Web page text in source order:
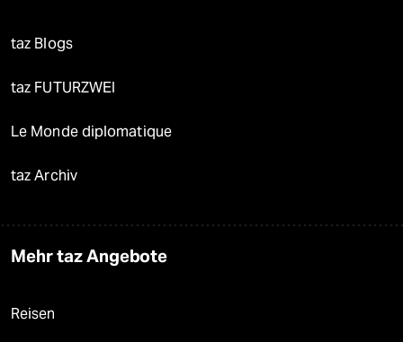
taz Blogs
taz FUTURZWEI
Le Monde diplomatique
taz Archiv
Mehr taz Angebote
Reisen